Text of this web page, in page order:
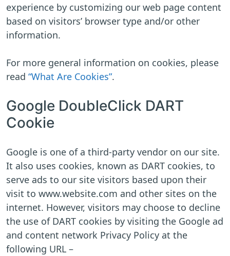
experience by customizing our web page content
based on visitors’ browser type and/or other
information.
For more general information on cookies, please
read “What Are Cookies”.
Google DoubleClick DART
Cookie
Google is one of a third-party vendor on our site.
It also uses cookies, known as DART cookies, to
serve ads to our site visitors based upon their
visit to www.website.com and other sites on the
internet. However, visitors may choose to decline
the use of DART cookies by visiting the Google ad
and content network Privacy Policy at the
following URL –